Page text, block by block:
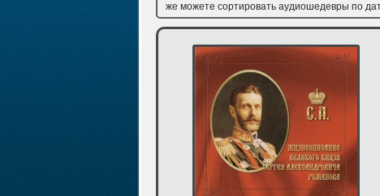
же можете сортировать аудиошедевры по